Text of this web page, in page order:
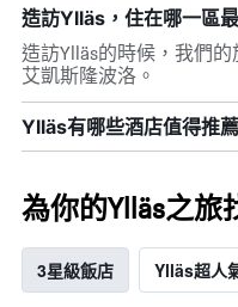
造訪Ylläs，住在哪一區
造訪Ylläs的時候，我們
艾凱斯隆波洛。
Ylläs有哪些酒店值得推
為你的Ylläs之旅
3星級飯店 Ylläs超人